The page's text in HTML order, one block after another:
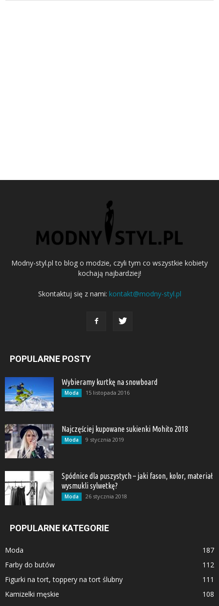
Modny-styl.pl to blog o modzie, czyli tym co wszystkie kobiety
kochają najbardziej!
Skontaktuj się z nami: kontakt@modny-styl.pl
POPULARNE POSTY
Wybieramy kurtkę na snowboard
Moda 15 listopada 2016
Najczęściej kupowane sukienki Mohito 2018
Moda 9 stycznia 2019
Spódnice dla puszystych – jaki fason, kolor, materiał
wysmukli sylwetkę?
Moda 26 stycznia 2018
POPULARNE KATEGORIE
Moda
187
Farby do butów
112
Figurki na tort, toppery na tort ślubny
111
Kamizelki męskie
108